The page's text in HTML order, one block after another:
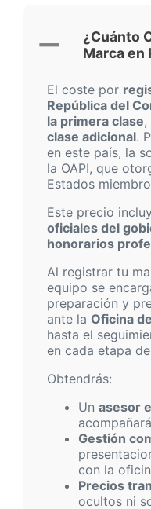
¿Cuánto
Marca en
El coste por
República del
la primera clase,
clase adicional.
en este país, la
la OAPI, que
Estados
Este precio
oficiales del
honorarios
Al registrar tu
equipo se
preparación y
ante la Oficina
hasta el
en cada etapa
Obtendrás:
Un asesor
Gestión
con la
Precios
ocultos ni